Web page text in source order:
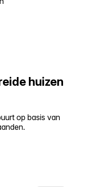
huizen
op basis van